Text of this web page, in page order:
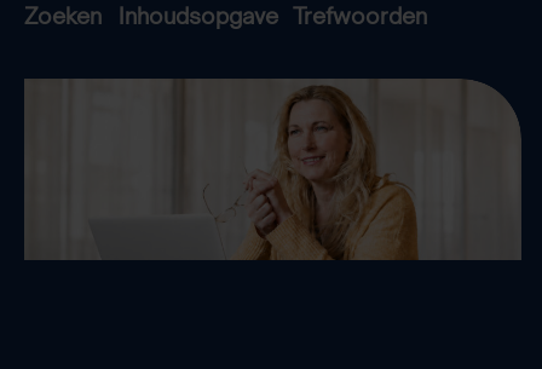
Zoeken Inhoudsopgave Trefwoorden